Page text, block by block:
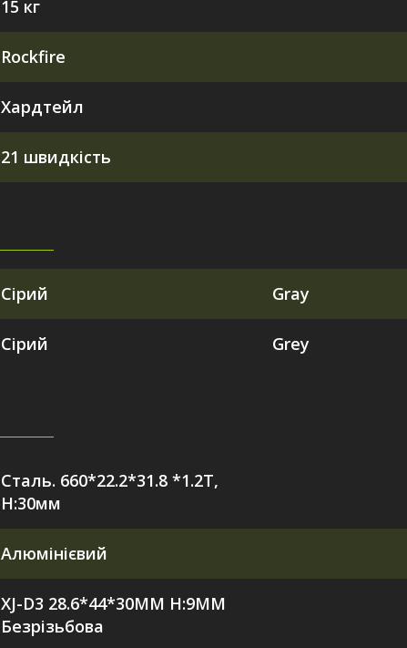
15 кг
Rockfire
Хардтейл
21 швидкість
Сірий Gray
Сірий Grey
Сталь. 660*22.2*31.8 *1.2T,
H:30мм
Алюмінієвий
XJ-D3 28.6*44*30MM H:9MM
Безрізьбова